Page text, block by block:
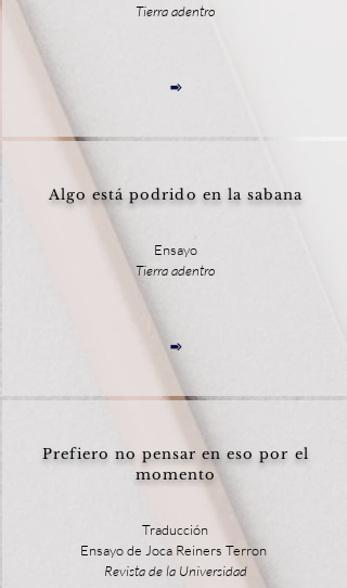
Tierra adentro
Algo está podrido en la sabana
Ensayo
Tierra adentro
Prefiero no pensar en eso por el
momento
Traducción
Ensayo de Joca Reiners Terron
Revista de la Universidad